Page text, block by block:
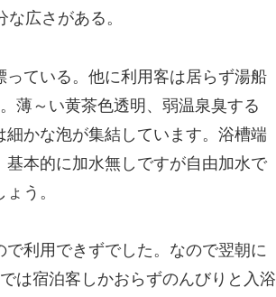
広さがある。
ている。他に利用客は居らず湯船
薄～い黄茶色透明、弱温泉臭する
かな泡が集結しています。浴槽端
本的に加水無しですが自由加水で
う。
利用できずでした。なので翌朝に
は宿泊客しかおらずのんびりと入浴